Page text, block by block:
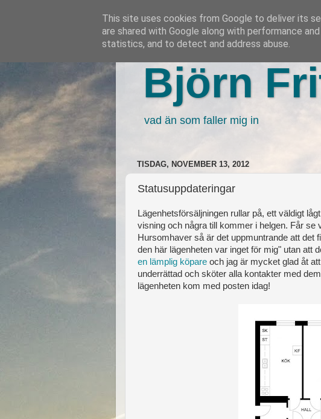
Björn
vad än som faller mig in
TISDAG, NOVEMBER 13, 2012
Statusuppdateringar
Lägenhetsförsäljningen rullar på, ett väldigt
visning och några till kommer i helgen. Får se
Hursomhaver så är det uppmuntrande att det
den här lägenheten var inget för mig" utan att
en lämplig köpare och jag är mycket glad åt
underrättad och sköter alla kontakter med
lägenheten kom med posten idag!
This site uses cookies from Google to deliver its
are shared with Google along with performance
statistics, and to detect and address abuse.